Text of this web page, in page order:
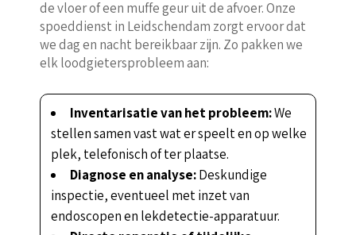
de vloer of een muffe geur uit de afvoer. Onze
spoeddienst in Leidschendam zorgt ervoor dat
we dag en nacht bereikbaar zijn. Zo pakken we
elk loodgietersprobleem aan:
Inventarisatie van het probleem:We
stellen samen vast wat er speelt en op welke
plek, telefonisch of ter plaatse.
Diagnose en analyse:Deskundige
inspectie, eventueel met inzet van
endoscopen en lekdetectie-apparatuur.